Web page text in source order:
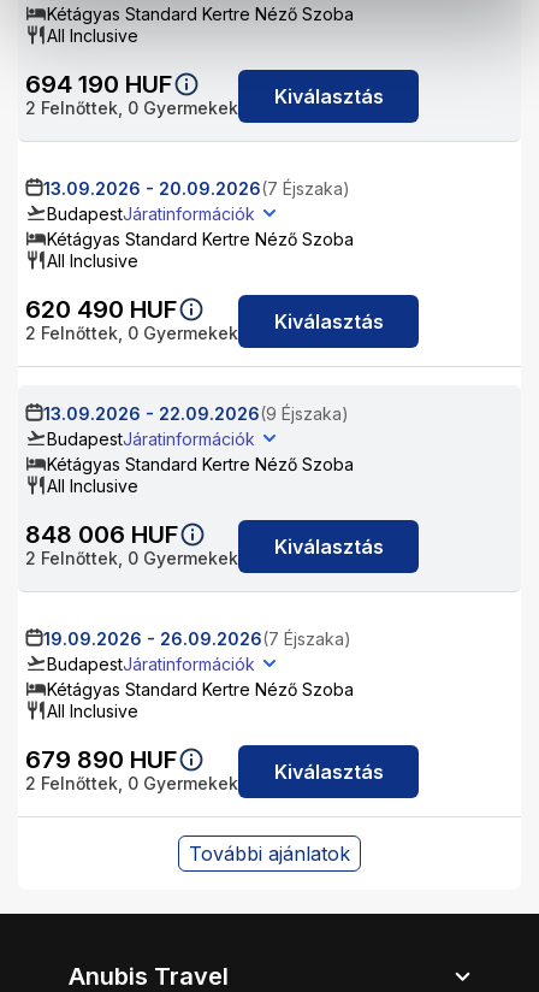
Kétágyas Standard Kertre Néző Szoba
All Inclusive
694 190 HUF
2 Felnőttek, 0 Gyermekek Kiválasztás
13.09.2026 - 20.09.2026(7 Éjszaka)
BudapestJáratinformációk
Kétágyas Standard Kertre Néző Szoba
All Inclusive
620 490 HUF
2 Felnőttek, 0 Gyermekek Kiválasztás
13.09.2026 - 22.09.2026(9 Éjszaka)
BudapestJáratinformációk
Kétágyas Standard Kertre Néző Szoba
All Inclusive
848 006 HUF
2 Felnőttek, 0 Gyermekek Kiválasztás
19.09.2026 - 26.09.2026(7 Éjszaka)
BudapestJáratinformációk
Kétágyas Standard Kertre Néző Szoba
All Inclusive
679 890 HUF
2 Felnőttek, 0 Gyermekek Kiválasztás
További ajánlatok
Anubis Travel